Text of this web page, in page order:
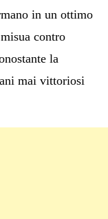
in un ottimo
contro
la
mai vittoriosi